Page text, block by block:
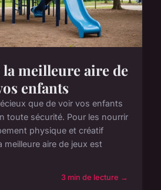
meilleure aire de
enfants
que de voir vos enfants
toute sécurité. Pour les nourrir
physique et créatif
meilleure aire de jeux est
3 min de lecture →